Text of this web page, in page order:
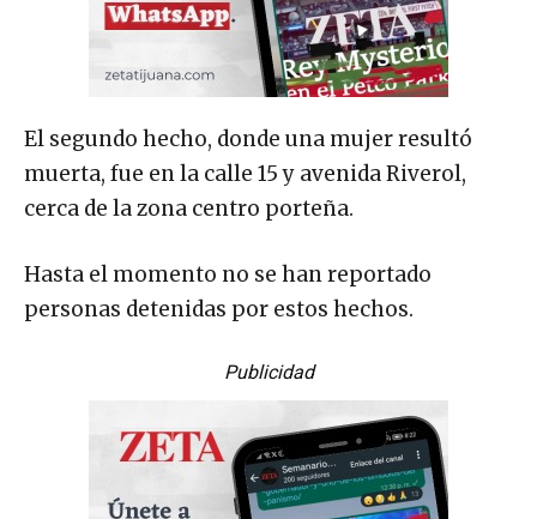
El segundo hecho, donde una mujer resultó
muerta, fue en la calle 15 y avenida Riverol,
cerca de la zona centro porteña.
Hasta el momento no se han reportado
personas detenidas por estos hechos.
Publicidad